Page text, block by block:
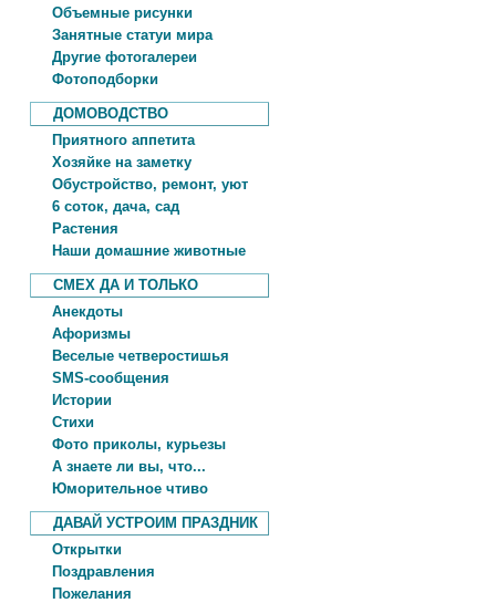
Объемные рисунки
Занятные статуи мира
Другие фотогалереи
Фотоподборки
ДОМОВОДСТВО
Приятного аппетита
Хозяйке на заметку
Обустройство, ремонт, уют
6 соток, дача, сад
Растения
Наши домашние животные
СМЕХ ДА И ТОЛЬКО
Анекдоты
Афоризмы
Веселые четверостишья
SMS-сообщения
Истории
Стихи
Фото приколы, курьезы
А знаете ли вы, что...
Юморительное чтиво
ДАВАЙ УСТРОИМ ПРАЗДНИК
Открытки
Поздравления
Пожелания